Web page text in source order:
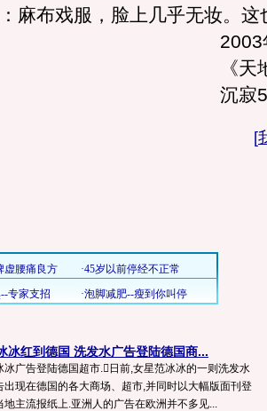
麻布戏服，脸上几乎无妆。 这
2003
《
沉寂
[
冰红到德国 洗发水广告登陆德国商...
冰广告登陆德国超市.日前,女星范冰冰的一则洗发水
出现在德国的各大商场、超市,并同时以大幅版面刊登
地主流报纸上.亚洲人的广告在欧洲并不多见...